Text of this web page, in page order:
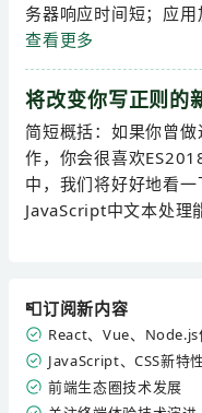
务器响应时间短；应
查看更多
将改变你写正则
简短概括：如果你曾
作，你会很喜欢
中，我们将好好地看
JavaScript中文本处理
📮订阅新内容
React、Vue、Node.js
JavaScript、CSS新特
前端生态圈技术发展